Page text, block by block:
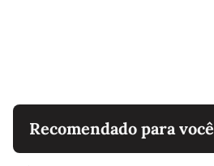
Recomendado para você